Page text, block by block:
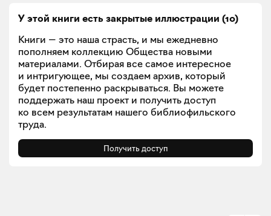
У этой книги есть закрытые иллюстрации (10)
Книги — это наша страсть, и мы ежедневно
пополняем коллекцию Общества новыми
материалами. Отбирая все самое интересное
и интригующее, мы создаем архив, который
будет постепенно раскрываться. Вы можете
поддержать наш проект и получить доступ
ко всем результатам нашего библиофильского
труда.
Получить доступ